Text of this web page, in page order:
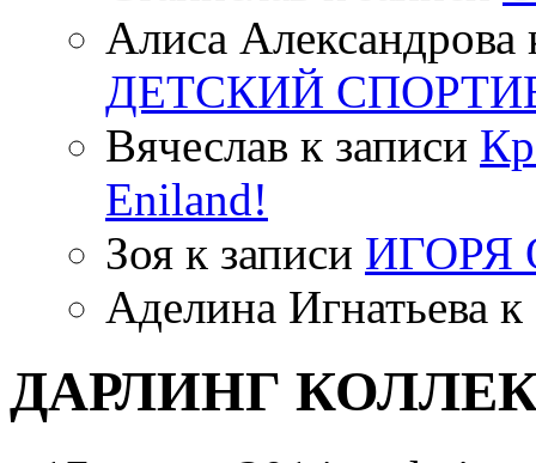
Алиса Александрова
ДЕТСКИЙ
Вячеслав к записи
Eniland!
Зоя к записи ИГОРЯ
Аделина Игнатьева к
ДАРЛИНГ